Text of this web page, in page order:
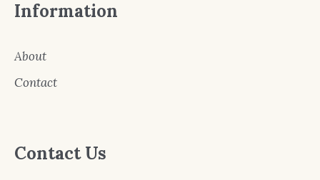
Information
About
Contact
Contact Us